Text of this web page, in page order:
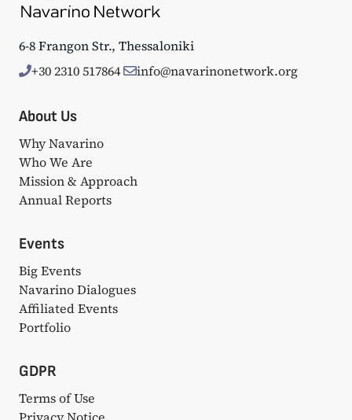
6-8 Frangon Str., Thessaloniki
+30 2310 517864
info@navarinonetwork.org
About Us
Why Navarino
Who We Are
Mission & Approach
Annual Reports
Events
Big Events
Navarino Dialogues
Affiliated Events
Portfolio
GDPR
Terms of Use